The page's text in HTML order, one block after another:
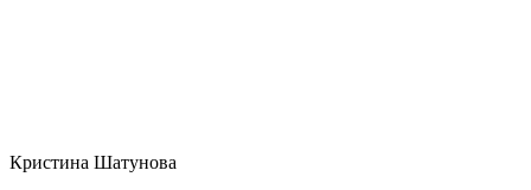
Кристина Шатунова